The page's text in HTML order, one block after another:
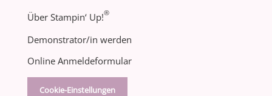
Über Stampin‘ Up!®
Demonstrator/in werden
Online Anmeldeformular
Cookie-Einstellungen